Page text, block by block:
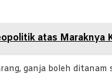
atas Maraknya
ganja boleh